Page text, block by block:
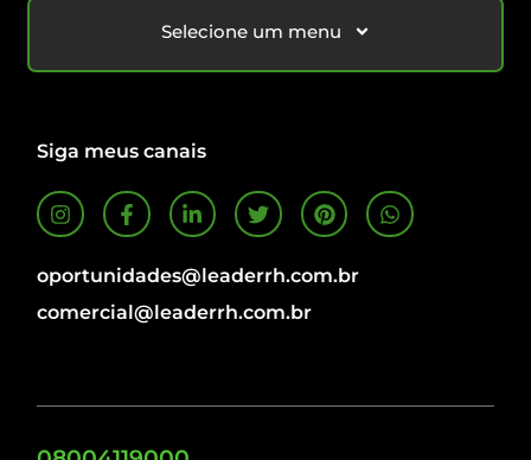
Selecione um menu
Siga meus canais
oportunidades@leaderrh.com.br
comercial@leaderrh.com.br